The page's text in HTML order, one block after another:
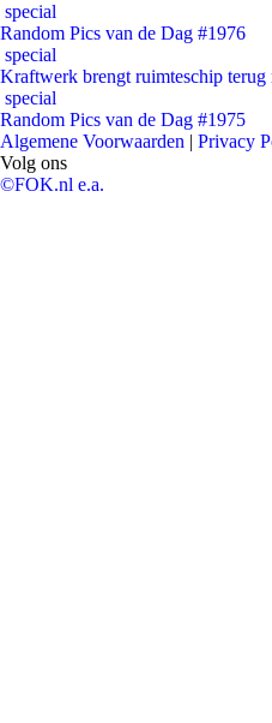
special
Random Pics van de Dag #1976
special
Kraftwerk brengt ruimteschip terug
special
Random Pics van de Dag #1975
Algemene Voorwaarden | Privacy
Volg ons
©FOK.nl e.a.